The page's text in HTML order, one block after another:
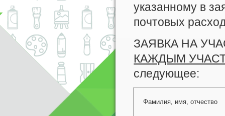
указанному в
почтовых
ЗАЯВКА НА
КАЖДЫМ
следующее:
Фамилия, имя, отчество